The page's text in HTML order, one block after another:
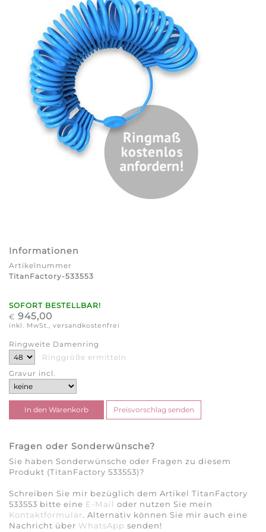
Informationen
Artikelnummer
TitanFactory-533553
SOFORT BESTELLBAR!
€ 945,00
inkl. MwSt., versandkostenfrei
Ringweite Damenring
Ringgröße ermitteln
Gravur incl.
Fragen oder Sonderwünsche?
Sie haben Sonderwünsche oder Fragen zu diesem
Produkt (TitanFactory 533553)?
Schreiben Sie mir bezüglich dem Artikel TitanFactory
533553 bitte eine E-Mail oder nutzen Sie mein
Kontaktformular. Alternativ können Sie mir auch eine
Nachricht über WhatsApp senden!